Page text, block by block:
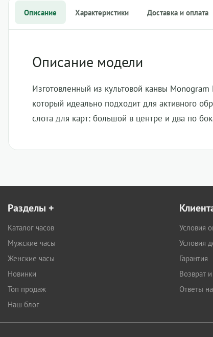
Описание Характеристики Доставка и оплата
Описание модели
Изготовленный из культовой канвы
который идеально подходит для активного
слота для карт: большой в центре и два по
Разделы +
Каталог часов
Мужские часы
Женские часы
Новинки
Топ продаж
Наш блог
Условия
Условия
Гарантия
Возврат
Ответы